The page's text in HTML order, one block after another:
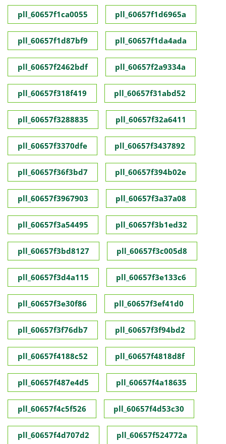
pll_60657f1ca0055 pll_60657f1d6965a
pll_60657f1d87bf9 pll_60657f1da4ada
pll_60657f2462bdf pll_60657f2a9334a
pll_60657f318f419 pll_60657f31abd52
pll_60657f3288835 pll_60657f32a6411
pll_60657f3370dfe pll_60657f3437892
pll_60657f36f3bd7 pll_60657f394b02e
pll_60657f3967903 pll_60657f3a37a08
pll_60657f3a54495 pll_60657f3b1ed32
pll_60657f3bd8127 pll_60657f3c005d8
pll_60657f3d4a115 pll_60657f3e133c6
pll_60657f3e30f86 pll_60657f3ef41d0
pll_60657f3f76db7 pll_60657f3f94bd2
pll_60657f4188c52 pll_60657f4818d8f
pll_60657f487e4d5 pll_60657f4a18635
pll_60657f4c5f526 pll_60657f4d53c30
pll_60657f4d707d2 pll_60657f524772a